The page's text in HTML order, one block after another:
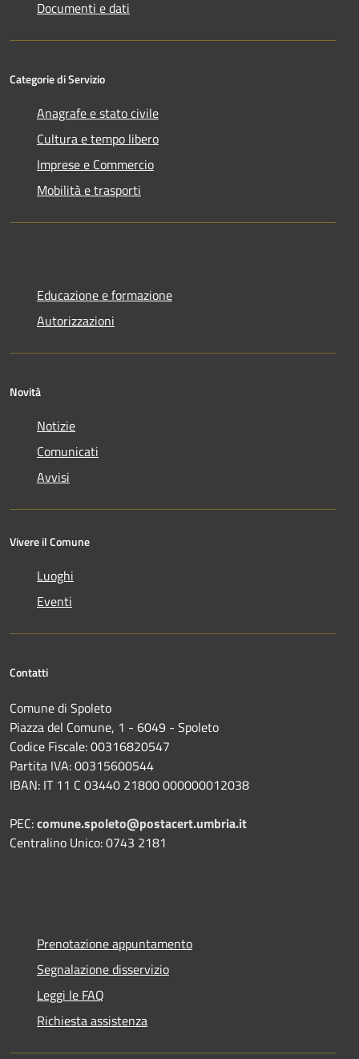
Documenti e dati
Categorie di Servizio
Anagrafe e stato civile
Cultura e tempo libero
Imprese e Commercio
Mobilità e trasporti
Educazione e formazione
Autorizzazioni
Novità
Notizie
Comunicati
Avvisi
Vivere il Comune
Luoghi
Eventi
Contatti
Comune di Spoleto
Piazza del Comune, 1 - 6049 - Spoleto
Codice Fiscale: 00316820547
Partita IVA: 00315600544
IBAN: IT 11 C 03440 21800 000000012038
PEC:comune.spoleto@postacert.umbria.it
Centralino Unico: 0743 2181
Prenotazione appuntamento
Segnalazione disservizio
Leggi le FAQ
Richiesta assistenza